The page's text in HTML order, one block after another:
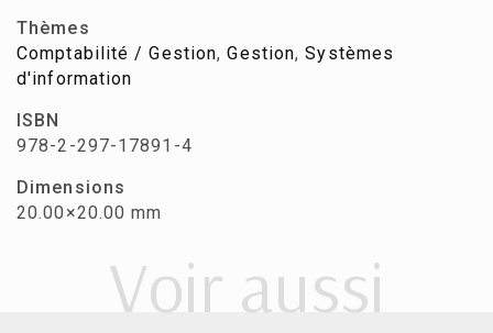
Thèmes
Comptabilité / Gestion,Gestion,Systèmes
d'information
ISBN
978-2-297-17891-4
Dimensions
20.00×20.00 mm
Voir aussi